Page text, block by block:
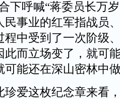
下呼喊“蒋委员长万
民事业的红军指战员
程中受到了一次阶级
此而立场变了，就可
可能还在深山密林中
爱这枚纪念章来看